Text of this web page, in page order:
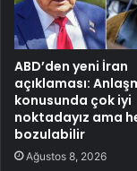
ABD’den yeni İran
açıklaması:
konusunda çok iyi
noktadayız ama
bozulabilir
Ağustos 8, 2026